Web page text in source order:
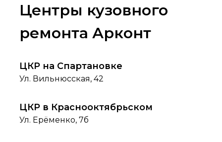
Центры кузовного
ремонта Арконт
ЦКР в Краснооктябрьском
Ул. Ерёменко, 7б
ЦКР на Спартановке
Ул. Вильнюсская, 42